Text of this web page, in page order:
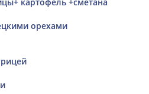
орехами